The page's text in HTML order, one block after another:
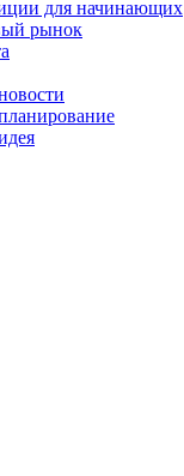
для начинающих
рынок